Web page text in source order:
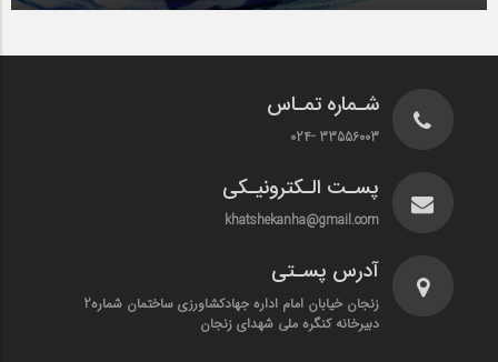
شـماره تمـاس
33556003 -024
پسـت الـکترونیـکی
khatshekanha@gmail.com
آدرس پسـتی
زنجان خیابان امام اداره جهادکشاورزی ساختمان شماره2
دبیرخانه کنگره ملی شهدای زنجان